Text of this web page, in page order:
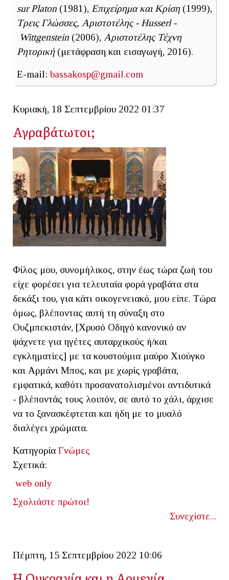
sur Platon (1981), Επιχείρημα και Κρίση(1999),
Τρεις Γλώσσες, Αριστοτέλης - Husserl -
Wittgenstein (2006), Αριστοτέλης Τέχνη
Ρητορική(μετάφραση και εισαγωγή, 2016).
E-mail:bassakosp@gmail.com
Κυριακή, 18 Σεπτεμβρίου 2022 01:37
Αγραβάτωτοι;
Φίλος μου, συνομήλικος, στην έως τώρα ζωή του
είχε φορέσει για τελευταία φορά γραβάτα στα
δεκάξι του, για κάτι οικογενειακό, μου είπε. Τώρα
όμως, βλέποντας αυτή τη σύναξη στο
Ουζμπεκιστάν, [Χρυσό Οδηγό κανονικό αν
ψάχνετε για ηγέτες αυταρχικούς ή/και
εγκληματίες] με τα κουστούμια μαύρο Χιούγκο
και Αρμάνι Μπος, και με χωρίς γραβάτα,
εμφατικά, καθότι προσανατολισμένοι αντιδυτικά
- βλέποντάς τους λοιπόν, σε αυτό το χάλι, άρχισε
να το ξανασκέφτεται και ήδη με το μυαλό
διαλέγει χρώματα.
Κατηγορία Γνώμες
Σχετικά:
web only
Σχολιάστε πρώτοι!
Συνεχίστε...
Πέμπτη, 15 Σεπτεμβρίου 2022 10:06